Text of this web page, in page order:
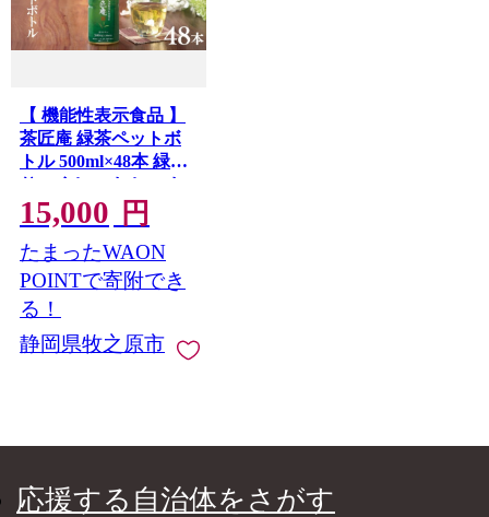
【 機能性表示食品 】
茶匠庵 緑茶ペットボ
トル 500ml×48本 緑茶
りょくちゃ おちゃ お
茶 茶 ペットボトル飲
料 ペットボトル緑茶
ペットボトル 静岡茶
牧之原茶 静岡緑茶 牧
之原緑茶 国産 機能性
表示食品 日用品 便利
小分け プレゼント 贈
岡県 牧之原市 いなば
園
15,000 円
たまったWAON
POINTで寄附でき
る！
静岡県牧之原市
応援する自治体をさがす